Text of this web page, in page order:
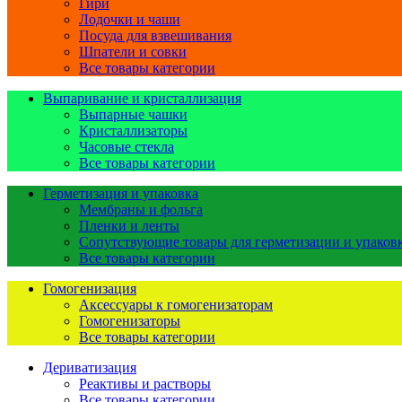
Гири
Лодочки и чаши
Посуда для взвешивания
Шпатели и совки
Все товары категории
Выпаривание и кристаллизация
Выпарные чашки
Кристаллизаторы
Часовые стекла
Все товары категории
Герметизация и упаковка
Мембраны и фольга
Пленки и ленты
Сопутствующие товары для герметизации и
Все товары категории
Гомогенизация
Аксессуары к гомогенизаторам
Гомогенизаторы
Все товары категории
Дериватизация
Реактивы и растворы